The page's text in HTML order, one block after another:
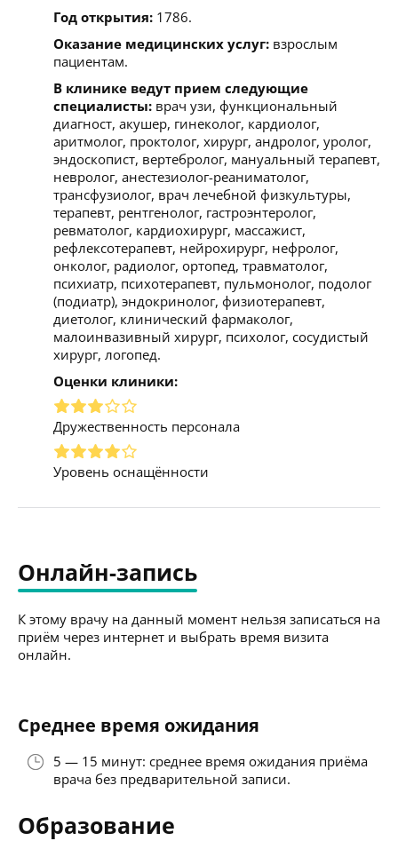
Год открытия: 1786.
Оказание медицинских услуг: взрослым
пациентам.
В клинике ведут прием следующие
специалисты: врач узи, функциональный
диагност, акушер, гинеколог, кардиолог,
аритмолог, проктолог, хирург, андролог, уролог,
эндоскопист, вертебролог, мануальный терапевт,
невролог, анестезиолог-реаниматолог,
трансфузиолог, врач лечебной физкультуры,
терапевт, рентгенолог, гастроэнтеролог,
ревматолог, кардиохирург, массажист,
рефлексотерапевт, нейрохирург, нефролог,
онколог, радиолог, ортопед, травматолог,
психиатр, психотерапевт, пульмонолог, подолог
(подиатр), эндокринолог, физиотерапевт,
диетолог, клинический фармаколог,
малоинвазивный хирург, психолог, сосудистый
хирург, логопед.
Оценки клиники:
Дружественность персонала
Уровень оснащённости
Онлайн-запись
К этому врачу на данный момент нельзя записаться на
приём через интернет и выбрать время визита
онлайн.
Среднее время ожидания
5 — 15 минут: среднее время ожидания приёма
врача без предварительной записи.
Образование